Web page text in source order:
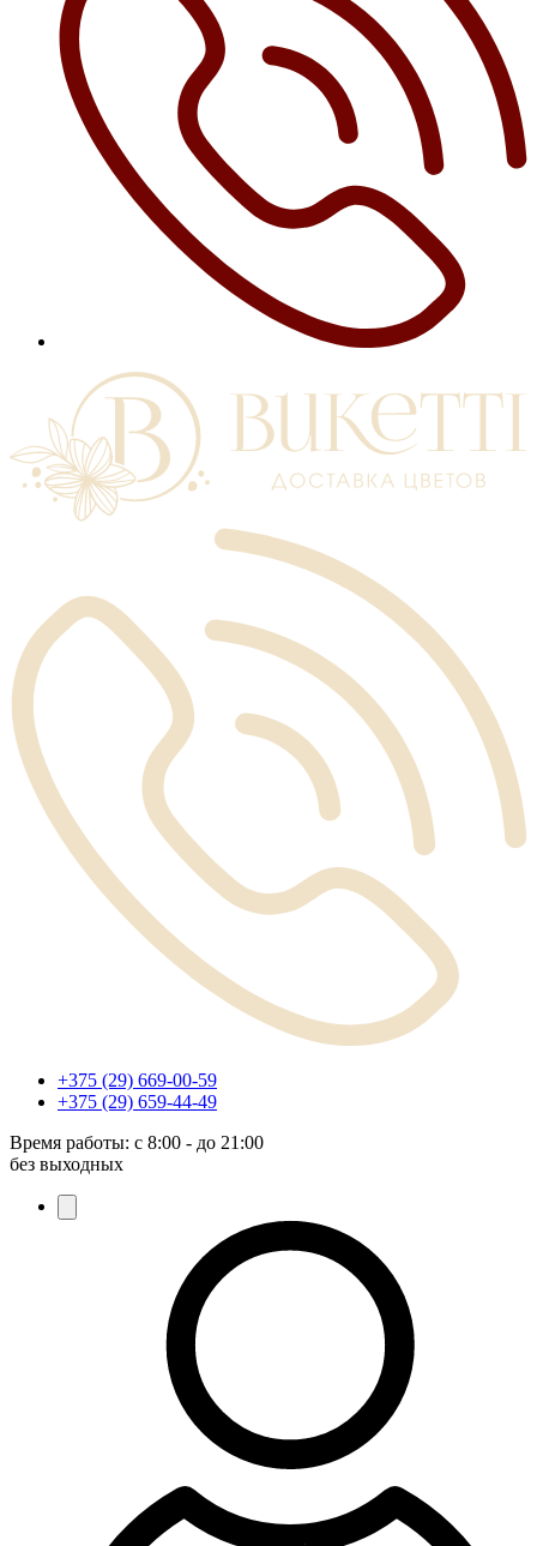
+375 (29) 669-00-59
+375 (29) 659-44-49
Время работы: с 8:00 - до 21:00
без выходных